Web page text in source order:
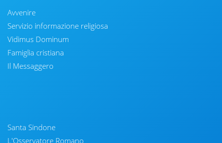
Avvenire
Servizio informazione religiosa
Vidimus Dominum
Famiglia cristiana
Il Messaggero
Santa Sindone
L'Osservatore Romano